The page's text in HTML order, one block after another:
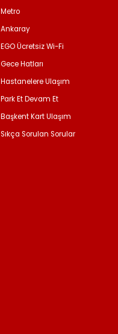
Metro
Ankaray
EGO Ücretsiz Wi-Fi
Gece Hatları
Hastanelere Ulaşım
Park Et Devam Et
Başkent Kart Ulaşım
Sıkça Sorulan Sorular